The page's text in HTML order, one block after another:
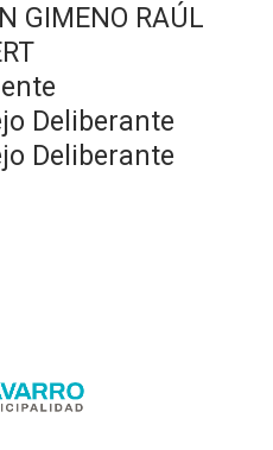
GIMENO RAÚL
Deliberante
Deliberante